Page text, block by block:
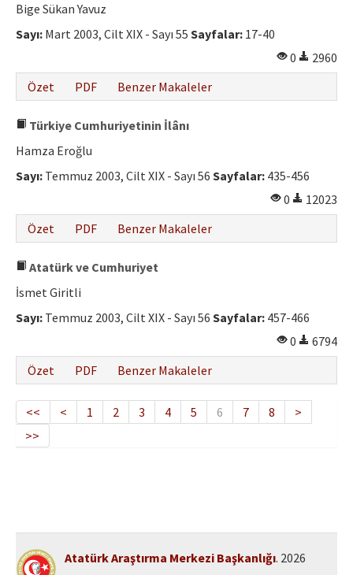
Bige Sükan Yavuz
Sayı: Mart 2003, Cilt XIX - Sayı 55 Sayfalar: 17-40
0
2960
Özet
PDF Benzer Makaleler
Türkiye Cumhuriyetinin İlânı
Hamza Eroğlu
Sayı: Temmuz 2003, Cilt XIX - Sayı 56 Sayfalar: 435-456
0
12023
Özet
PDF Benzer Makaleler
Atatürk ve Cumhuriyet
İsmet Giritli
Sayı: Temmuz 2003, Cilt XIX - Sayı 56 Sayfalar: 457-466
0
6794
Özet
PDF Benzer Makaleler
<< < 1 2 3 4 5 6 7 8
>
>>
Atatürk Araştırma Merkezi Başkanlığı. 2026